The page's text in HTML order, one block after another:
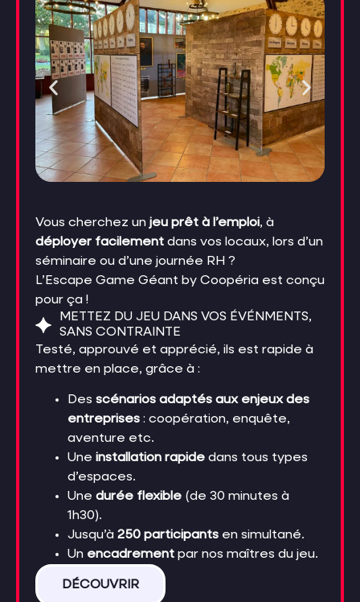
Vous cherchez un jeu prêt à l’emploi, à
déployer facilement dans vos locaux, lors d’un
séminaire ou d’une journée RH ?
L’Escape Game Géant by Coopéria est conçu
pour ça !
METTEZ DU JEU DANS VOS ÉVÉNMENTS,
SANS CONTRAINTE
Testé, approuvé et apprécié, ils est rapide à
mettre en place, grâce à :
Des scénarios adaptés aux enjeux des
entreprises : coopération, enquête,
aventure etc.
Une installation rapide dans tous types
d’espaces.
Une durée flexible (de 30 minutes à
1h30).
Jusqu’à 250 participants en simultané.
Un encadrement par nos maîtres du jeu.
DÉCOUVRIR